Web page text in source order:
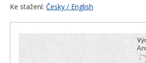
Ke stažení: Česky / English